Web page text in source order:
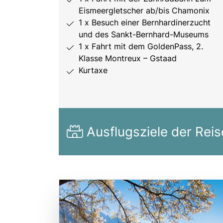
Eismeergletscher ab/bis Chamonix
1 x Besuch einer Bernhardinerzucht
und des Sankt-Bernhard-Museums
1 x Fahrt mit dem GoldenPass, 2.
Klasse Montreux – Gstaad
Kurtaxe
Ausflugsziele der